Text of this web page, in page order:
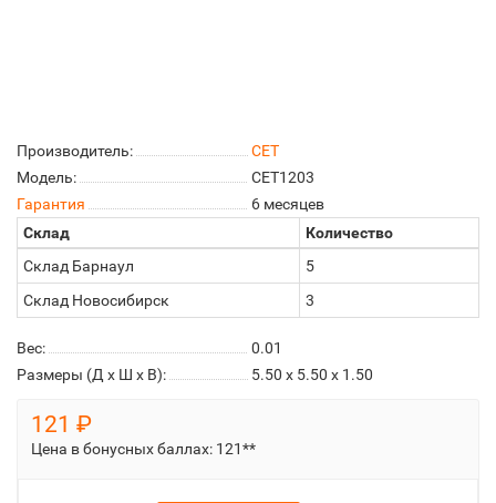
Производитель:
CET
Модель:
CET1203
Гарантия
6 месяцев
Склад
Количество
Склад Барнаул
5
Склад Новосибирск
3
Вес:
0.01
Размеры (Д x Ш x В):
5.50 x 5.50 x 1.50
121 ₽
Цена в бонусных баллах: 121**